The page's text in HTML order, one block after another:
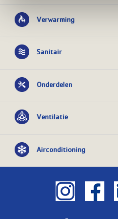
Verwarming
Sanitair
Onderdelen
Ventilatie
Airconditioning